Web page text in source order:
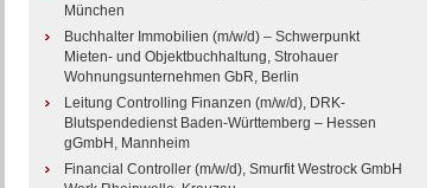
München
Buchhalter Immobilien (m/w/d) – Schwerpunkt
Mieten- und Objektbuchhaltung, Strohauer
Wohnungsunternehmen GbR, Berlin
Leitung Controlling Finanzen (m/w/d), DRK-
Blutspendedienst Baden-Württemberg – Hessen
gGmbH, Mannheim
Financial Controller (m/w/d), Smurfit Westrock GmbH